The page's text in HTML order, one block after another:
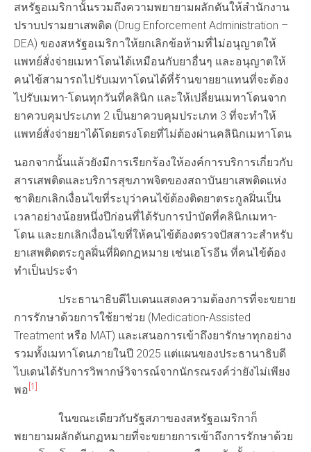
สหรัฐอเมริกานั้นรวมถึงความพยายามผลักดันให้สำนักงาน
ปราบปรามยาเสพติด (Drug Enforcement Administration –
DEA) ของสหรัฐอเมริกาให้ยกเลิกข้อห้ามที่ไม่อนุญาตให้
แพทย์สั่งจ่ายเมทาโดนได้เหมือนกับยาอื่นๆ และอนุญาตให้
คนไข้สามารถไปรับเมทาโดนได้ที่ร้านขายยาแทนที่จะต้อง
ไปรับเมทา-โดนทุกวันที่คลินิก และให้เปลี่ยนเมทาโดนจาก
ยาควบคุมประเภท 2 เป็นยาควบคุมประเภท 3 ที่จะทำให้
แพทย์สั่งจ่ายยาได้โดยตรงโดยที่ไม่ต้องผ่านคลินิกเมทาโดน
นอกจากนั้นแล้วยังมีการเรียกร้องให้องค์การบริการเกี่ยวกับ
สารเสพติดและบริการสุขภาพจิตของสถาบันยาเสพติดแห่ง
ชาติยกเลิกเงื่อนไขที่ระบุว่าคนไข้ต้องติดยาตระกูลฝิ่นเป็น
เวลาอย่างน้อยหนึ่งปีก่อนที่ได้รับการบำบัดที่คลินิกเมทา-
โดน และยกเลิกเงื่อนไขที่ให้คนไข้ต้องตรวจปัสสาวะสำหรับ
ยาเสพติดตระกูลฝิ่นที่ผิดกฏหมาย เช่นเฮโรอีน ที่คนไข้ต้อง
ทำเป็นประจำ
ประธานาธิบดีไบเดนแสดงความต้องการที่จะขยาย
การรักษาด้วยการใช้ยาช่วย (Medication-Assisted
Treatment หรือ MAT) และเสนอการเข้าถึงยารักษาทุกอย่าง
รวมทั้งเมทาโดนภายในปี 2025 แต่แผนของประธานาธิบดี
ไบเดนได้รับการวิพากษ์วิจารณ์จากนักรณรงค์ว่ายังไม่เพียง
พอ [1]
ในขณะเดียวกับรัฐสภาของสหรัฐอเมริกาก็
พยายามผลักดันกฏหมายที่จะขยายการเข้าถึงการรักษาด้วย